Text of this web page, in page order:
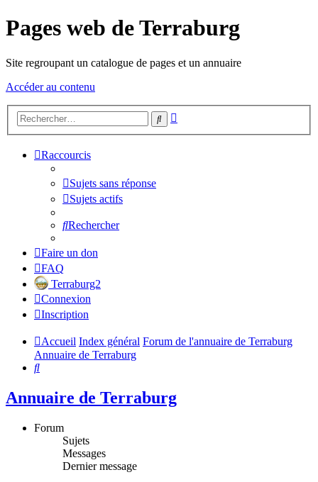
Pages web de Terraburg
Site regroupant un catalogue de pages et un annuaire
Accéder au contenu
Rechercher
Raccourcis
Sujets sans réponse
Sujets actifs
Rechercher
Faire un don
FAQ
Terraburg2
Connexion
Inscription
Accueil Index général Forum de l'annuaire de Terraburg
Annuaire de Terraburg
Rechercher
Annuaire de Terraburg
Forum
Sujets
Messages
Dernier message